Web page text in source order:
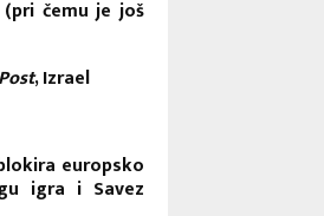
čemu je još
, Izrael
europsko
igra i Savez